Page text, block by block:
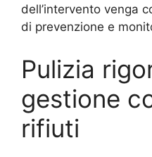
dell’intervento venga
di prevenzione e
Pulizia
gestione
rifiuti